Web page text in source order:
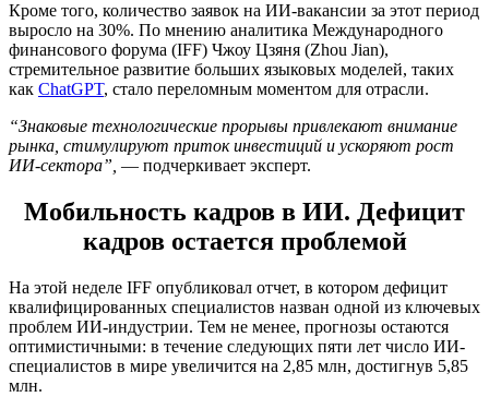
Кроме того, количество заявок на ИИ-вакансии за этот период
выросло на 30%. По мнению аналитика Международного
финансового форума (IFF) Чжоу Цзяня (Zhou Jian),
стремительное развитие больших языковых моделей, таких
как ChatGPT, стало переломным моментом для отрасли.
“Знаковые технологические прорывы привлекают внимание
рынка, стимулируют приток инвестиций и ускоряют рост
ИИ-сектора”, — подчеркивает эксперт.
Мобильность кадров в ИИ. Дефицит
кадров остается проблемой
На этой неделе IFF опубликовал отчет, в котором дефицит
квалифицированных специалистов назван одной из ключевых
проблем ИИ-индустрии. Тем не менее, прогнозы остаются
оптимистичными: в течение следующих пяти лет число ИИ-
специалистов в мире увеличится на 2,85 млн, достигнув 5,85
млн.